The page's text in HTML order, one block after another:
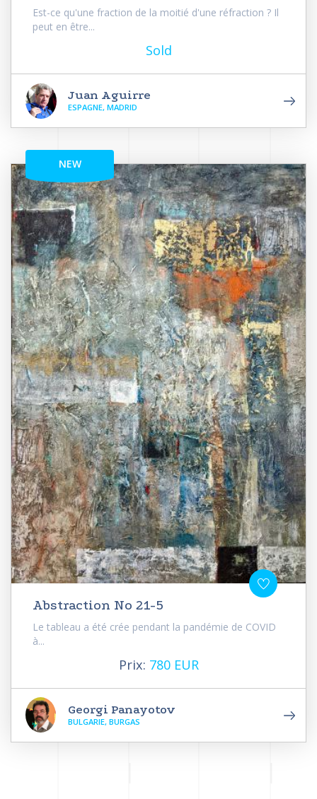
Est-ce qu'une fraction de la moitié d'une réfraction ? Il
peut en être...
Sold
Juan Aguirre
ESPAGNE, MADRID
NEW
Abstraction No 21-5
Le tableau a été crée pendant la pandémie de COVID
à...
Prix: 780 EUR
Georgi Panayotov
BULGARIE, BURGAS